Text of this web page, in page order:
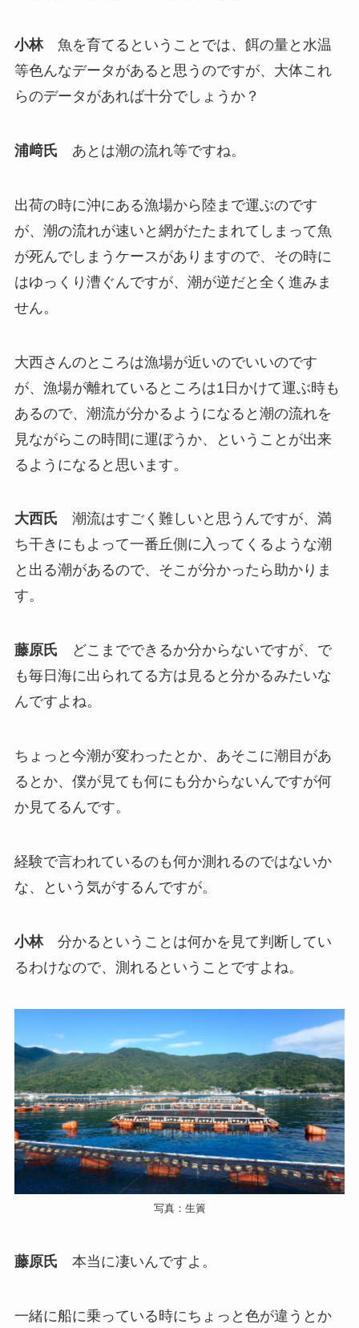
小林魚を育てるということでは、餌の量と水温
等色んなデータがあると思うのですが、大体これ
らのデータがあれば十分でしょうか？
浦﨑氏 あとは潮の流れ等ですね。
出荷の時に沖にある漁場から陸まで運ぶのです
が、潮の流れが速いと網がたたまれてしまって魚
が死んでしまうケースがありますので、その時に
はゆっくり漕ぐんですが、潮が逆だと全く進みま
せん。
大西さんのところは漁場が近いのでいいのです
が、漁場が離れているところは1日かけて運ぶ時も
あるので、潮流が分かるようになると潮の流れを
見ながらこの時間に運ぼうか、ということが出来
るようになると思います。
大西氏 潮流はすごく難しいと思うんですが、満
ち干きにもよって一番丘側に入ってくるような潮
と出る潮があるので、そこが分かったら助かりま
す。
藤原氏 どこまでできるか分からないですが、で
も毎日海に出られてる方は見ると分かるみたいな
んですよね。
ちょっと今潮が変わったとか、あそこに潮目があ
るとか、僕が見ても何にも分からないんですが何
か見てるんです。
経験で言われているのも何か測れるのではないか
な、という気がするんですが。
小林分かるということは何かを見て判断してい
るわけなので、測れるということですよね。
写真：生簀
藤原氏 本当に凄いんですよ。
一緒に船に乗っている時にちょっと色が違うとか